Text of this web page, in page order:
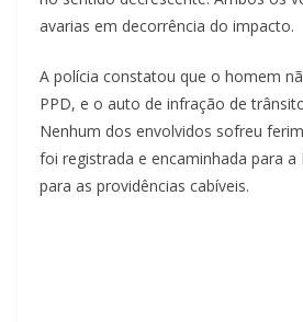
avarias em decorrência do impacto.
A polícia constatou que o homem
PPD, e o auto de infração de
Nenhum dos envolvidos sofreu
foi registrada e encaminhada para a
para as providências cabíveis.